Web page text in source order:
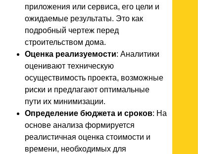
приложения или сервиса, его цели и
ожидаемые результаты. Это как
подробный чертеж перед
строительством дома.
Оценка реализуемости: Аналитики
оценивают техническую
осуществимость проекта, возможные
риски и предлагают оптимальные
пути их минимизации.
Определение бюджета и сроков: На
основе анализа формируется
реалистичная оценка стоимости и
времени, необходимых для